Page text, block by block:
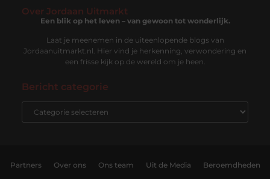
Over Jordaan Uitmarkt
Een blik op het leven – van gewoon tot wonderlijk.
Laat je meenemen in de uiteenlopende blogs van
Jordaanuitmarkt.nl. Hier vind je herkenning, verwondering en
een frisse kijk op de wereld om je heen.
Bericht categorie
Partners Over ons Ons team Uit de Media Beroemdheden